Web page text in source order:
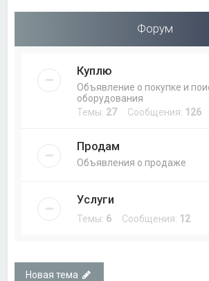
Форум
Куплю
Объявление о покупке и
оборудования
Темы: 27Сообщения: 126
Продам
Объявления о продаже
Услуги
Темы: 6 Сообщения: 12
Новая тема